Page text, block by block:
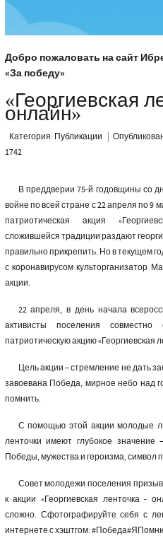
Добро пожаловать на сайт
«За победу»
«Георгиевская
онлайн»
Категория: Публикации
1742
В преддверии 75-й годовщины со
войне по всей стране с 22 апреля по 9
патриотическая акция
сложившейся традиции раздают
правильно прикрепить. Но в текущем
с коронавирусом культорганизатор
акции.
22 апреля, в день начала
активисты поселения
патриотическую акцию «Георгиевская
Цель акции – стремление не дать
завоевана Победа, мирное небо над
помнить.
С помощью этой акции молодые
ленточки имеют глубокое
Победы, мужества и героизма, символ
Совет молодежи поселения
к акции «Георгиевская ленточка -
сложно. Сфотографируйте себя с
интернете с хэштгом: